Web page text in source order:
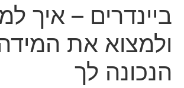
ביינדרים – איך
ולמצוא את
הנכונה לך